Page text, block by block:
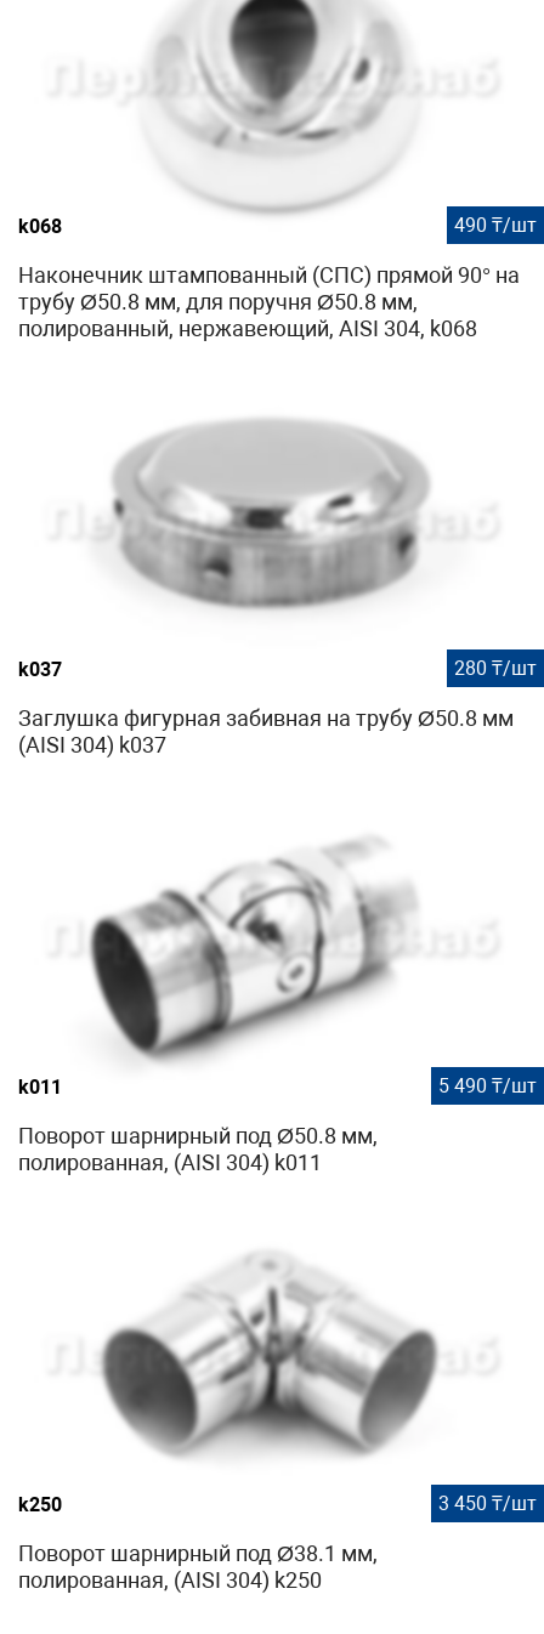
k068 490 ₸/шт
Наконечник штампованный (СПС) прямой 90° на
трубу Ø50.8 мм, для поручня Ø50.8 мм,
полированный, нержавеющий, AISI 304, k068
k037 280 ₸/шт
Заглушка фигурная забивная на трубу Ø50.8 мм
(AISI 304) k037
k011 5 490 ₸/шт
Поворот шарнирный под Ø50.8 мм,
полированная, (AISI 304) k011
k250 3 450 ₸/шт
Поворот шарнирный под Ø38.1 мм,
полированная, (AISI 304) k250